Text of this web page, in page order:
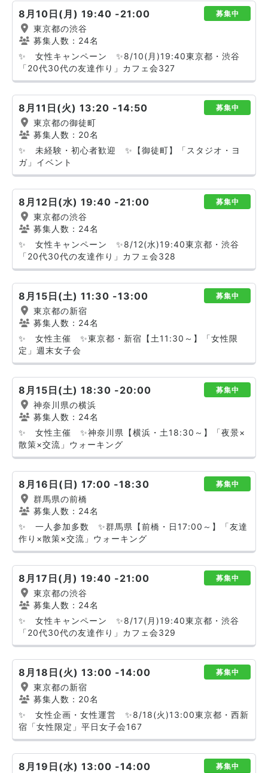
8月10日(月) 19:40 -21:00 募集中
東京都の渋谷
募集人数：24名
✨ 女性キャンペーン ✨8/10(月)19:40東京都・渋谷
「20代30代の友達作り」カフェ会327
8月11日(火) 13:20 -14:50 募集中
東京都の御徒町
募集人数：20名
✨ 未経験・初心者歓迎 ✨【御徒町】「スタジオ・ヨ
ガ」イベント
8月12日(水) 19:40 -21:00 募集中
東京都の渋谷
募集人数：24名
✨ 女性キャンペーン ✨8/12(水)19:40東京都・渋谷
「20代30代の友達作り」カフェ会328
8月15日(土) 11:30 -13:00 募集中
東京都の新宿
募集人数：24名
✨ 女性主催 ✨東京都・新宿【土11:30～】「女性限
定」週末女子会
8月15日(土) 18:30 -20:00 募集中
神奈川県の横浜
募集人数：24名
✨ 女性主催 ✨神奈川県【横浜・土18:30～】「夜景×
散策×交流」ウォーキング
8月16日(日) 17:00 -18:30 募集中
群馬県の前橋
募集人数：24名
✨ 一人参加多数 ✨群馬県【前橋・日17:00～】「友達
作り×散策×交流」ウォーキング
8月17日(月) 19:40 -21:00 募集中
東京都の渋谷
募集人数：24名
✨ 女性キャンペーン ✨8/17(月)19:40東京都・渋谷
「20代30代の友達作り」カフェ会329
8月18日(火) 13:00 -14:00 募集中
東京都の新宿
募集人数：20名
✨ 女性企画・女性運営 ✨8/18(火)13:00東京都・西新
宿「女性限定」平日女子会167
8月19日(水) 13:00 -14:00 募集中